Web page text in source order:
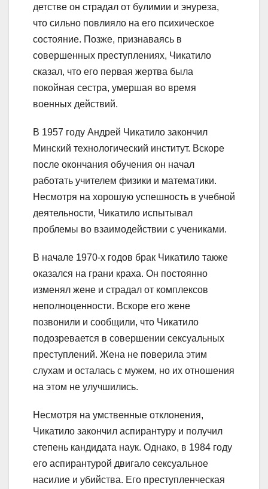
детстве он страдал от булимии и энуреза,
что сильно повлияло на его психическое
состояние. Позже, признаваясь в
совершенных преступлениях, Чикатило
сказал, что его первая жертва была
покойная сестра, умершая во время
военных действий.
В 1957 году Андрей Чикатило закончил
Минский технологический институт. Вскоре
после окончания обучения он начал
работать учителем физики и математики.
Несмотря на хорошую успешность в учебной
деятельности, Чикатило испытывал
проблемы во взаимодействии с учениками.
В начале 1970-х годов брак Чикатило также
оказался на грани краха. Он постоянно
изменял жене и страдал от комплексов
неполноценности. Вскоре его жене
позвонили и сообщили, что Чикатило
подозревается в совершении сексуальных
преступлений. Жена не поверила этим
слухам и осталась с мужем, но их отношения
на этом не улучшились.
Несмотря на умственные отклонения,
Чикатило закончил аспирантуру и получил
степень кандидата наук. Однако, в 1984 году
его аспирантурой двигало сексуальное
насилие и убийства. Его преступленческая